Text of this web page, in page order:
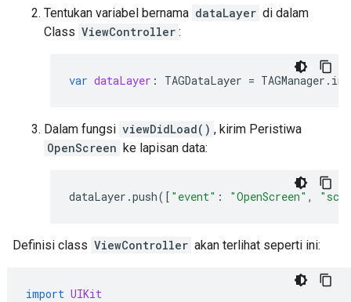
Tentukan variabel bernama dataLayer di dalam
Class ViewController :
var dataLayer : TAGDataLayer = TAGManager .
Dalam fungsi viewDidLoad() , kirim Peristiwa
OpenScreen ke lapisan data:
dataLayer .push([ "event" : "OpenScreen" ,
Definisi class ViewController akan terlihat seperti ini:
import UIKit